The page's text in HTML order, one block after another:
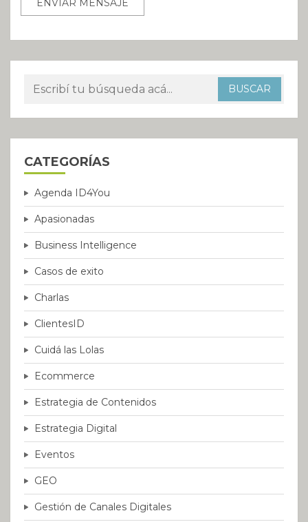
CATEGORÍAS
Agenda ID4You
Apasionadas
Business Intelligence
Casos de exito
Charlas
ClientesID
Cuidá las Lolas
Ecommerce
Estrategia de Contenidos
Estrategia Digital
Eventos
GEO
Gestión de Canales Digitales